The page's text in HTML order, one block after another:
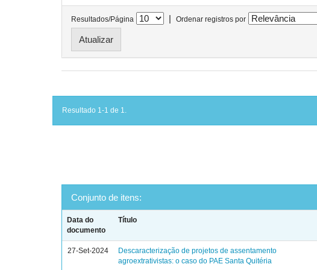
Resultados/Página | Ordenar registros por
Resultado 1-1 de 1.
Conjunto de itens:
Data do
documento
Título
27-Set-2024
Descaracterização de projetos de assentamento
agroextrativistas: o caso do PAE Santa Quitéria